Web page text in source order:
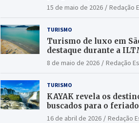
15 de maio de 2026 Redação
TURISMO
Turismo de luxo em
destaque durante a
America 2026
8 de maio de 2026 Redação
TURISMO
KAYAK revela os
buscados para o
16 de abril de 2026 Redação